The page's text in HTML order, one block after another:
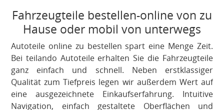
Fahrzeugteile bestellen-online von zu
Hause oder mobil von unterwegs
Autoteile online zu bestellen spart eine Menge Zeit.
Bei teilando Autoteile erhalten Sie die Fahrzeugteile
ganz einfach und schnell. Neben erstklassiger
Qualität zum Tiefpreis legen wir außerdem Wert auf
eine ausgezeichnete Einkaufserfahrung. Intuitive
Navigation, einfach gestaltete Oberflächen und